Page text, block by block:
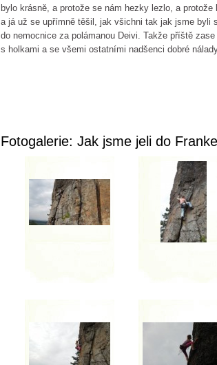
bylo krásně, a protože se nám hezky lezlo, a
a já už se upřímně těšil, jak všichni tak jak jsme byli
do nemocnice za polámanou Deivi. Takže příště
s holkami a se všemi ostatními nadšenci dobré
Fotogalerie: Jak jsme jeli do